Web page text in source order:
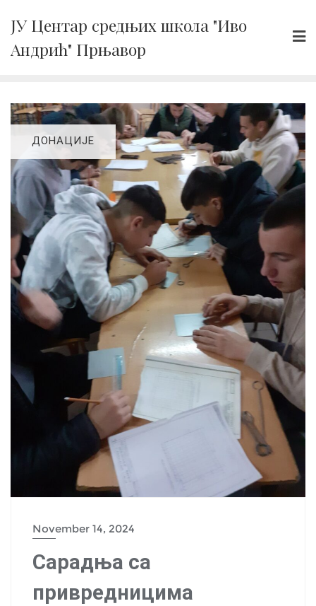
content
ЈУ Центар средњих школа "Иво
Андрић" Прњавор
ДОНАЦИЈЕ
November 14, 2024
Сарадња са
привредницима